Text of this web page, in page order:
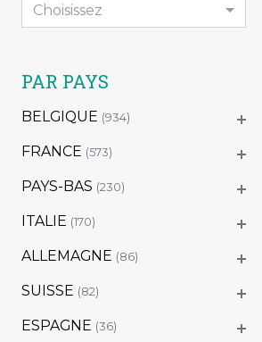
Choisissez
PAR PAYS
BELGIQUE (934)
FRANCE (573)
PAYS-BAS (230)
ITALIE (170)
ALLEMAGNE (86)
SUISSE (82)
ESPAGNE (36)